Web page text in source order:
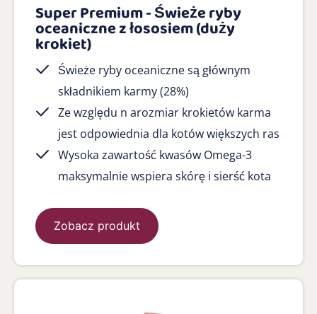
Super Premium - Świeże ryby
oceaniczne z łososiem (duży
krokiet)
Świeże ryby oceaniczne są głównym
składnikiem karmy (28%)
Ze względu n arozmiar krokietów karma
jest odpowiednia dla kotów większych ras
Wysoka zawartość kwasów Omega-3
maksymalnie wspiera skórę i sierść kota
Zobacz produkt